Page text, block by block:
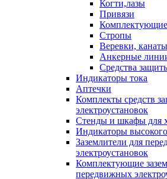
Когти,лазы
Привязи
Комплектующие
Стропы
Веревки, канаты
Анкерные
Средства
Индикаторы тока
Аптечки
Комплекты средств
электроустановок
Стенды и шкафы для
Индикаторы
Заземлители для
электроустановок
Комплектующие
передвижных